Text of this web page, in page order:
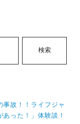
検索
事故！！ライフジャ
った！」体験談！